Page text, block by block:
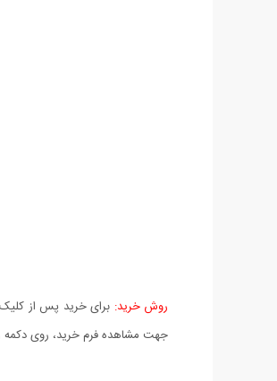
روش خرید: برای خرید پس از
جهت مشاهده فرم خرید، روی دکمه